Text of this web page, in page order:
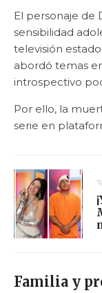
El personaje de
sensibilidad
televisión
abordó temas
introspectivo
Por ello, la
serie en
Familia y